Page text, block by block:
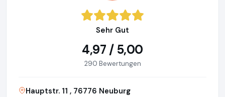
Sehr Gut
4,97 / 5,00
290 Bewertungen
Hauptstr. 11 , 76776 Neuburg